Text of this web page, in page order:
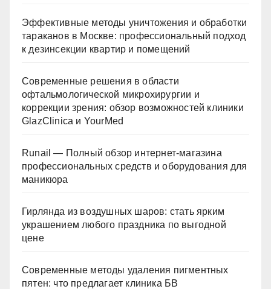
Эффективные методы уничтожения и обработки
тараканов в Москве: профессиональный подход
к дезинсекции квартир и помещений
Современные решения в области
офтальмологической микрохирургии и
коррекции зрения: обзор возможностей клиники
GlazClinica и YourMed
Runail — Полный обзор интернет-магазина
профессиональных средств и оборудования для
маникюра
Гирлянда из воздушных шаров: стать ярким
украшением любого праздника по выгодной
цене
Современные методы удаления пигментных
пятен: что предлагает клиника БВ